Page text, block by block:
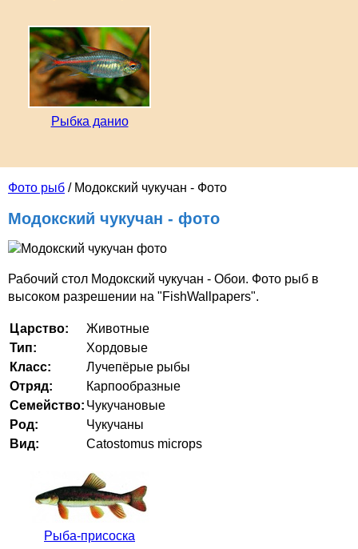
Фото рыб / Модокский чукучан - Фото
Модокский чукучан - фото
Рабочий стол Модокский чукучан - Обои. Фото рыб в
высоком разрешении на "FishWallpapers".
Царство:
Животные
Тип:
Хордовые
Класс:
Лучепёрые рыбы
Отряд:
Карпообразные
Семейство: Чукучановые
Род:
Чукучаны
Вид:
Catostomus microps
Рыба-присоска
Рыбка данио